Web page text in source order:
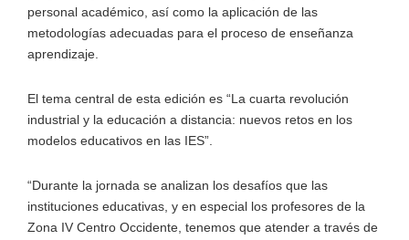
personal académico, así como la aplicación de las
metodologías adecuadas para el proceso de enseñanza
aprendizaje.
El tema central de esta edición es “La cuarta revolución
industrial y la educación a distancia: nuevos retos en los
modelos educativos en las IES”.
“Durante la jornada se analizan los desafíos que las
instituciones educativas, y en especial los profesores de la
Zona IV Centro Occidente, tenemos que atender a través de